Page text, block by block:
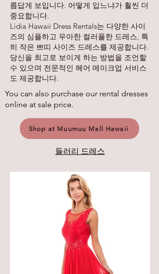
름답게 보입니다. 어떻게 입느냐가 훨씬 더
중요합니다.
Lidia Hawaii Dress Rentals는 다양한 사이
즈의 심플하고 우아한 컬러풀한 드레스, 특
히 작은 쁘띠 사이즈 드레스를 제공합니다.
당신을 최고로 보이게 하는 방법을 조언할
수 있으며 전문적인 헤어 메이크업 서비스
도 제공합니다.
You can also purchase our rental dresses
online at sale price.
Shop at Muumuu Mall Hawaii
들러리 드레스